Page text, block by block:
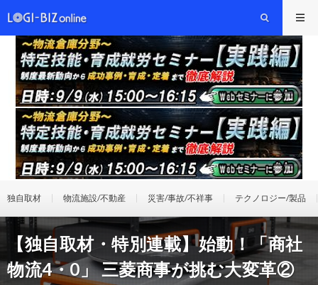
独自取材 物流施設/不動産 災害/事故/不祥事 テクノロジー/製品
【独自取材・特別連載】始動！「商社
物流4・0」 三菱商事が挑む大変革②